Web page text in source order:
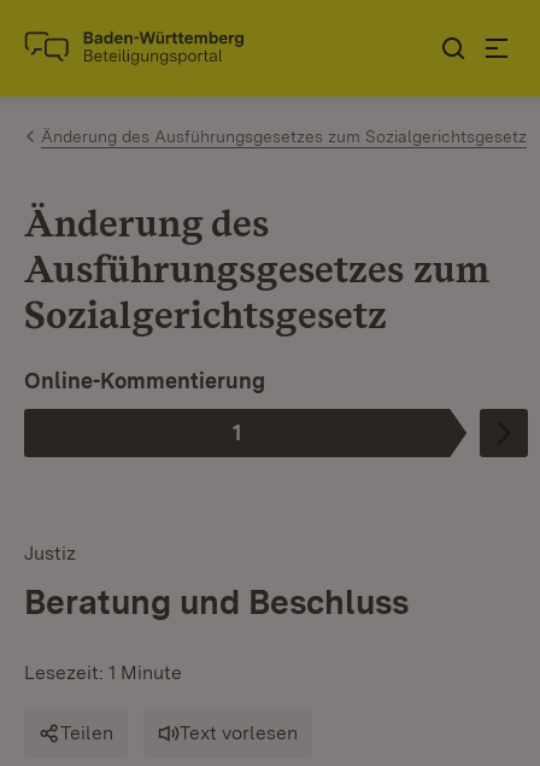
Zum Inhalt springen
Link zur Startseite
Änderung des Ausführungsgesetzes zum Sozialgerichtsgesetz
Änderung des
Ausführungsgesetzes zum
Sozialgerichtsgesetz
Phase
1
:
Online-Kommentierung
Justiz
Beratung und Beschluss
Lesezeit: 1 Minute
Teilen Text vorlesen